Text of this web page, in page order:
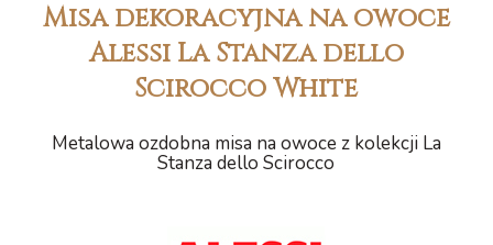
Misa dekoracyjna na owoce
Alessi La Stanza dello
Scirocco White
Metalowa ozdobna misa na owoce z kolekcji La
Stanza dello Scirocco